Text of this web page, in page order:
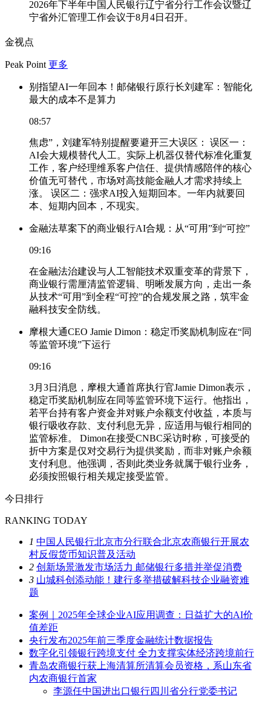
2026年下半年中国人民银行辽宁省分行工作会议暨辽
宁省外汇管理工作会议于8月4日召开。
金视点
Peak Point 更多
别指望AI一年回本！邮储银行原行长刘建军：智能化
最大的成本不是算力
08:57
焦虑”，刘建军特别提醒要避开三大误区： 误区一：
AI会大规模替代人工。实际上机器仅替代标准化重复
工作，客户经理维系客户信任、提供情感陪伴的核心
价值无可替代，市场对高技能金融人才需求持续上
涨。 误区二：强求AI投入短期回本。一年内就要回
本、短期内回本，不现实。
金融法草案下的商业银行AI合规：从“可用”到“可控”
09:16
在金融法治建设与人工智能技术双重变革的背景下，
商业银行需厘清监管逻辑、明晰发展方向，走出一条
从技术“可用”到全程“可控”的合规发展之路，筑牢金
融科技安全防线。
摩根大通CEO Jamie Dimon：稳定币奖励机制应在“同
等监管环境”下运行
09:16
3月3日消息，摩根大通首席执行官Jamie Dimon表示，
稳定币奖励机制应在同等监管环境下运行。他指出，
若平台持有客户资金并对账户余额支付收益，本质与
银行吸收存款、支付利息无异，应适用与银行相同的
监管标准。 Dimon在接受CNBC采访时称，可接受的
折中方案是仅对交易行为提供奖励，而非对账户余额
支付利息。他强调，否则此类业务就属于银行业务，
必须按照银行相关规定接受监管。
今日排行
RANKING TODAY
1 中国人民银行北京市分行联合北京农商银行开展农
村反假货币知识普及活动
2 创新场景激发市场活力 邮储银行多措并举促消费
3 山城科创添动能！建行多举措破解科技企业融资难
题
案例｜2025年全球企业AI应用调查：日益扩大的AI价
值差距
央行发布2025年前三季度金融统计数据报告
数字化引领银行跨境支付 全力支撑实体经济跨境前行
青岛农商银行获上海清算所清算会员资格，系山东省
内农商银行首家
李源任中国进出口银行四川省分行党委书记